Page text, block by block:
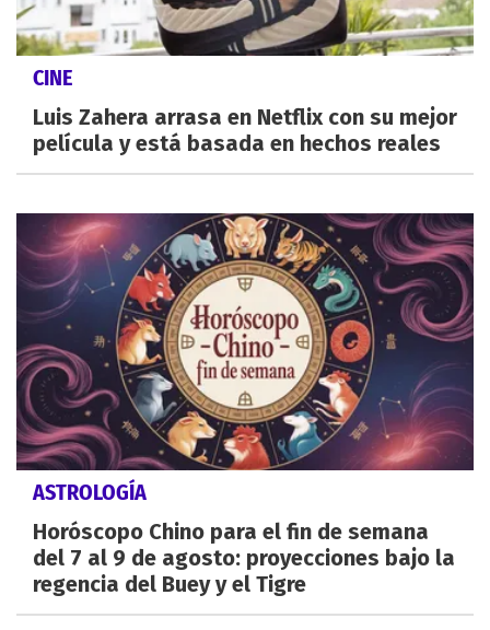
CINE
Luis Zahera arrasa en Netflix con su mejor
película y está basada en hechos reales
ASTROLOGÍA
Horóscopo Chino para el fin de semana
del 7 al 9 de agosto: proyecciones bajo la
regencia del Buey y el Tigre